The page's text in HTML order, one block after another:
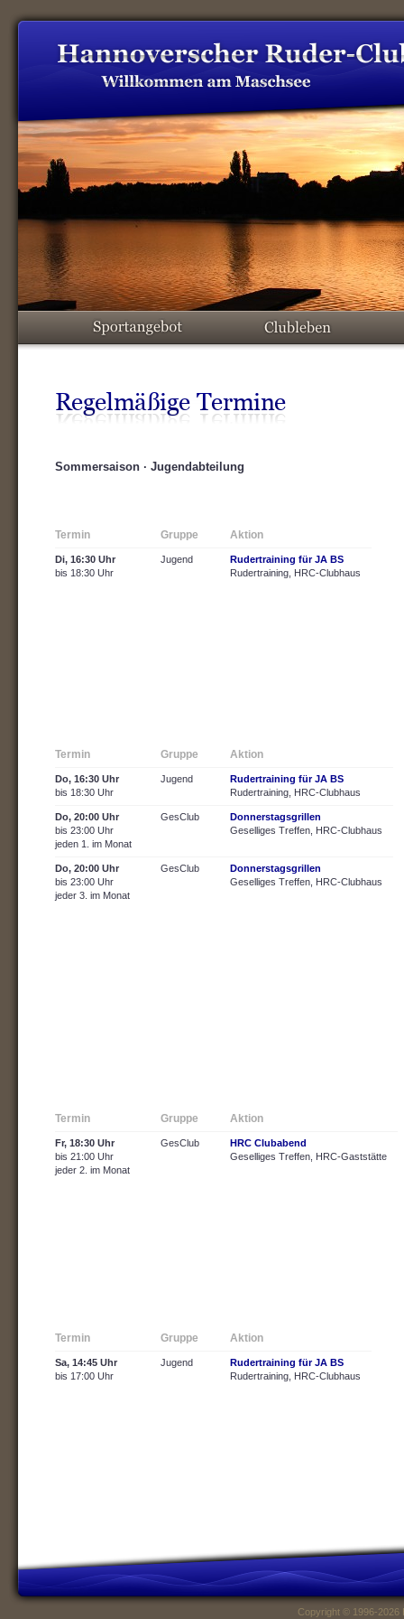
Sommersaison · Jugendabteilung
Termin Gruppe Aktion
Di, 16:30 Uhr
bis 18:30 Uhr
Jugend
Rudertraining für JA BS
Rudertraining, HRC-Clubhaus
Termin Gruppe Aktion
Do, 16:30 Uhr
bis 18:30 Uhr
Jugend
Rudertraining für JA BS
Rudertraining, HRC-Clubhaus
Do, 20:00 Uhr
bis 23:00 Uhr
jeden 1. im Monat
GesClub
Donnerstagsgrillen
Geselliges Treffen, HRC-Clubhaus
Do, 20:00 Uhr
bis 23:00 Uhr
jeder 3. im Monat
GesClub
Donnerstagsgrillen
Geselliges Treffen, HRC-Clubhaus
Termin Gruppe Aktion
Fr, 18:30 Uhr
bis 21:00 Uhr
jeder 2. im Monat
GesClub
HRC Clubabend
Geselliges Treffen, HRC-Gaststätte
Termin Gruppe Aktion
Sa, 14:45 Uhr
bis 17:00 Uhr
Jugend
Rudertraining für JA BS
Rudertraining, HRC-Clubhaus
Copyright © 1996-2026